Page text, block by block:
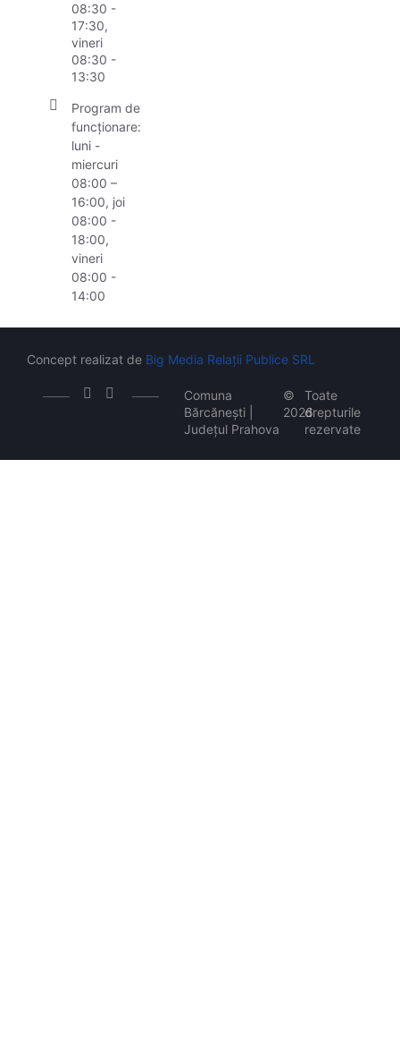
08:30 -
17:30,
vineri
08:30 -
13:30
Program de
funcționare:
luni -
miercuri
08:00 –
16:00, joi
08:00 -
18:00,
vineri
08:00 -
14:00
Comuna
Bărcănești |
Județul Prahova
©
2026
Toate
drepturile
rezervate
Concept realizat de Big Media Relații Publice SRL